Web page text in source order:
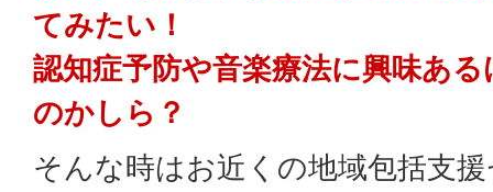
てみたい！
認知症予防や音楽療法に興味あ
のかしら？
そんな時はお近くの地域包括支